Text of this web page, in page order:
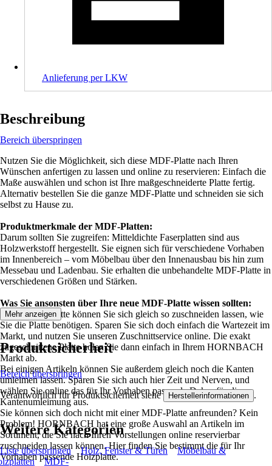
Anlieferung per LKW
Beschreibung
Bereich überspringen
Nutzen Sie die Möglichkeit, sich diese MDF-Platte nach Ihren
Wünschen anfertigen zu lassen und online zu reservieren: Einfach die
Maße auswählen und schon ist Ihre maßgeschneiderte Platte fertig.
Alternativ bestellen Sie die ganze MDF-Platte und schneiden sie sich
selbst zu Hause zu.
Produktmerkmale der MDF-Platten:
Darum sollten Sie zugreifen: Mitteldichte Faserplatten sind aus
Holzwerkstoff hergestellt. Sie eignen sich für verschiedene Vorhaben
im Innenbereich – vom Möbelbau über den Innenausbau bis hin zum
Messebau und Ladenbau. Sie erhalten die unbehandelte MDF-Platte in
verschiedenen Größen und Stärken.
Was Sie ansonsten über Ihre neue MDF-Platte wissen sollten:
Diese MDF-Platte können Sie sich gleich so zuschneiden lassen, wie
Sie die Platte benötigen. Sparen Sie sich doch einfach die Wartezeit im
Markt, und nutzen Sie unseren Zuschnittservice online. Die exakt
zugeschnittene Platte holen Sie dann einfach in Ihrem HORNBACH
Markt ab.
Bei einigen Artikeln können Sie außerdem gleich noch die Kanten
umleimen lassen. Sparen Sie sich auch hier Zeit und Nerven, und
wählen Sie online das für Ihr Vorhaben passende Dekor für die
Kantenumleimung aus.
Sie können sich doch nicht mit einer MDF-Platte anfreunden? Kein
Problem! HORNBACH hat eine große Auswahl an Artikeln im
Sortiment, die Sie nach Ihren Vorstellungen online reservierbar
zuschneiden lassen können. Hier finden Sie bestimmt die für Ihr
Vorhaben passende Holzplatte.
Mehr anzeigen
Produktsicherheit
Bereich überspringen
Verantwortlich für Produktsicherheit siehe Herstellerinformationen .
Weitere Kategorien
Liste überspringen Holz, Fenster & Türen
Möbelbau &
MDF-